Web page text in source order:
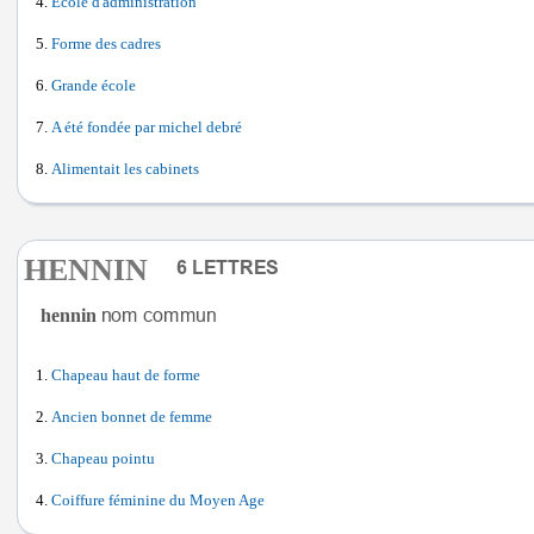
Forme des cadres
Grande école
A été fondée par michel debré
Alimentait les cabinets
HENNIN
hennin
Chapeau haut de forme
Ancien bonnet de femme
Chapeau pointu
Coiffure féminine du Moyen Age